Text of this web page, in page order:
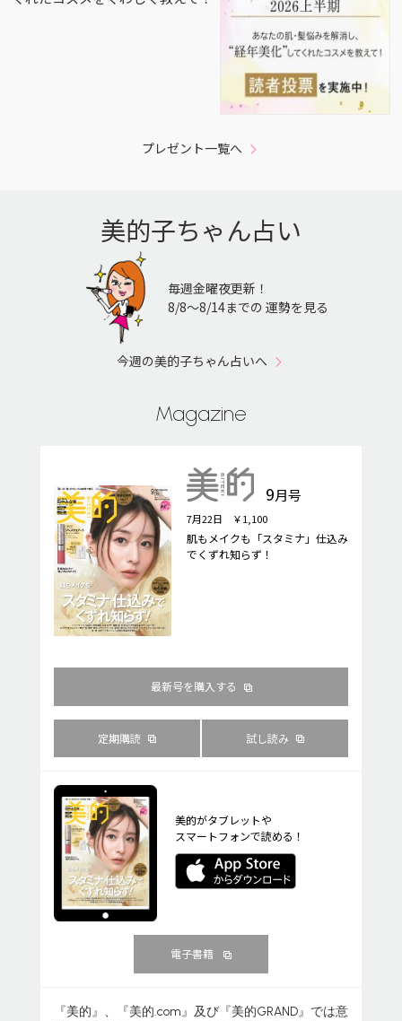
プレゼント一覧へ
美的子ちゃん占い
毎週金曜夜更新！
8/8〜8/14までの 運勢を見る
今週の美的子ちゃん占いへ
Magazine
9月号
7月22日 ￥1,100
肌もメイクも「スタミナ」仕込み
でくずれ知らず！
最新号を購入する
定期購読 試し読み
美的がタブレットや
スマートフォンで読める！
電子書籍
『美的』、『美的.com』及び『美的GRAND』では意